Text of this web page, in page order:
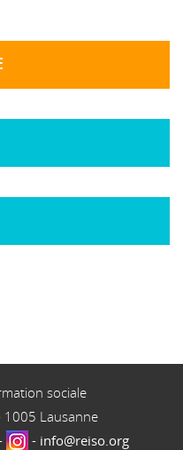
sociale
1005 Lausanne
- info@reiso.org